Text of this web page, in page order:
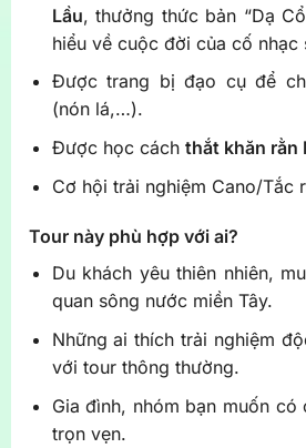
Lầu, thưởng thức bản “Dạ
hiểu về cuộc đời của cố nhạc
Được trang bị đạo cụ để
(nón lá,…).
Được học cách thắt khăn rằn
Cơ hội trải nghiệm Cano/Tắc
Tour này phù hợp với ai?
Du khách yêu thiên nhiên,
quan sông nước miền Tây.
Những ai thích trải nghiệm
với tour thông thường.
Gia đình, nhóm bạn muốn có
trọn vẹn.